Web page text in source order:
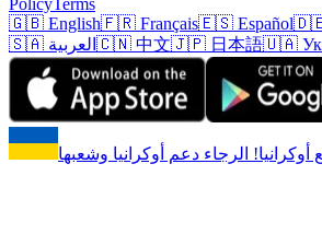
PolicyTerms
🇬🇧 English🇫🇷 Français🇪🇸 Español🇩🇪
🇸🇦 العربية 🇨🇳 中文🇯🇵 日本語🇺🇦